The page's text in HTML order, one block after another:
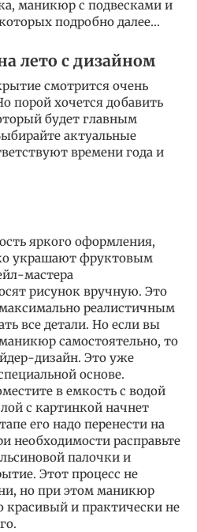
маникюр с подвесками и
подробно далее…
лето с дизайном
смотрится очень
порой хочется добавить
будет главным
актуальные
времени года и
яркого оформления,
украшают фруктовым
мастера
рисунок вручную. Это
максимально реалистичным
все детали. Но если вы
самостоятельно, то
дизайн. Это уже
основе.
в емкость с водой
с картинкой начнет
его надо перенести на
необходимости расправьте
палочки и
Этот процесс не
но при этом маникюр
красивый и практически не